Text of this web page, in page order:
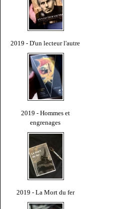
2019 - D'un lecteur l'autre
2019 - Hommes et
engrenages
2019 - La Mort du fer